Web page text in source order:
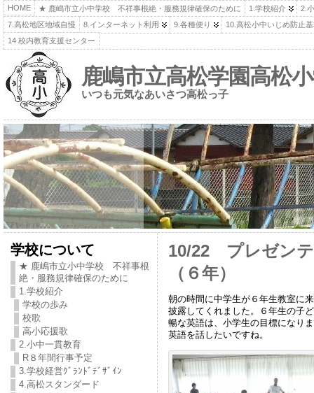
HOME ★ 鹿嶋市立小中学校 不祥事根絶・服務規律確保のために 1.学校紹介
2.
7.高松地区地域自慢
8.インターネット利用 9.各種便り
10.高松小中いじめ防止
14 校内教育支援センター
鹿嶋市立高松学園高松
いつも元気なあいさつ高松っ子
学校について
★ 鹿嶋市立小中学校 不祥事根
絶・服務規律確保のために
1.学校紹介
学校の歩み
校歌
高小応援歌
2.小中一貫教育
R８年間行事予定
3.学校経営ｸﾞﾗﾝﾄﾞﾃﾞｻﾞｲﾝ
4.高松スタンダード
10/22 プレゼン
（６年）
朝の時間に中学生が６年生教室に
披露してくれました。６年生の子
暢な英語は、小学生の目標になり
英語を話したいですね。